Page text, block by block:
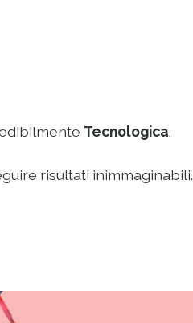
Tecnologica.
risultati inimmaginabili.